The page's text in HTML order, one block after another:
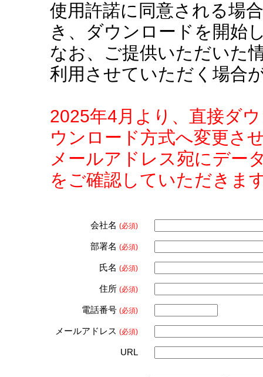
使用許諾に同意される場
き、ダウンロードを開始
なお、ご提供いただいた
利用させていただく場合
2025年4月より、直接ダ
ウンロード方式へ変更さ
メールアドレス宛にデー
をご確認していただきま
会社名 (必須)
部署名 (必須)
氏名 (必須)
住所 (必須)
電話番号 (必須)
メールアドレス (必須)
URL